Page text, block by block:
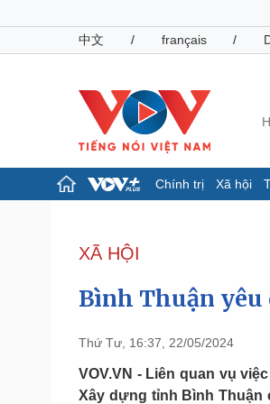
中文
/ français /
Chính trị Xã hội
Đảng
Tổ chức nhân sự
Nhận diện sự thật
Pháp luật
Vụ án
XÃ HỘI
Bình Thuận yêu
Thứ Tư, 16:37, 22/05/2024
VOV.VN - Liên quan vụ
Xây dựng tỉnh Bình Thuận